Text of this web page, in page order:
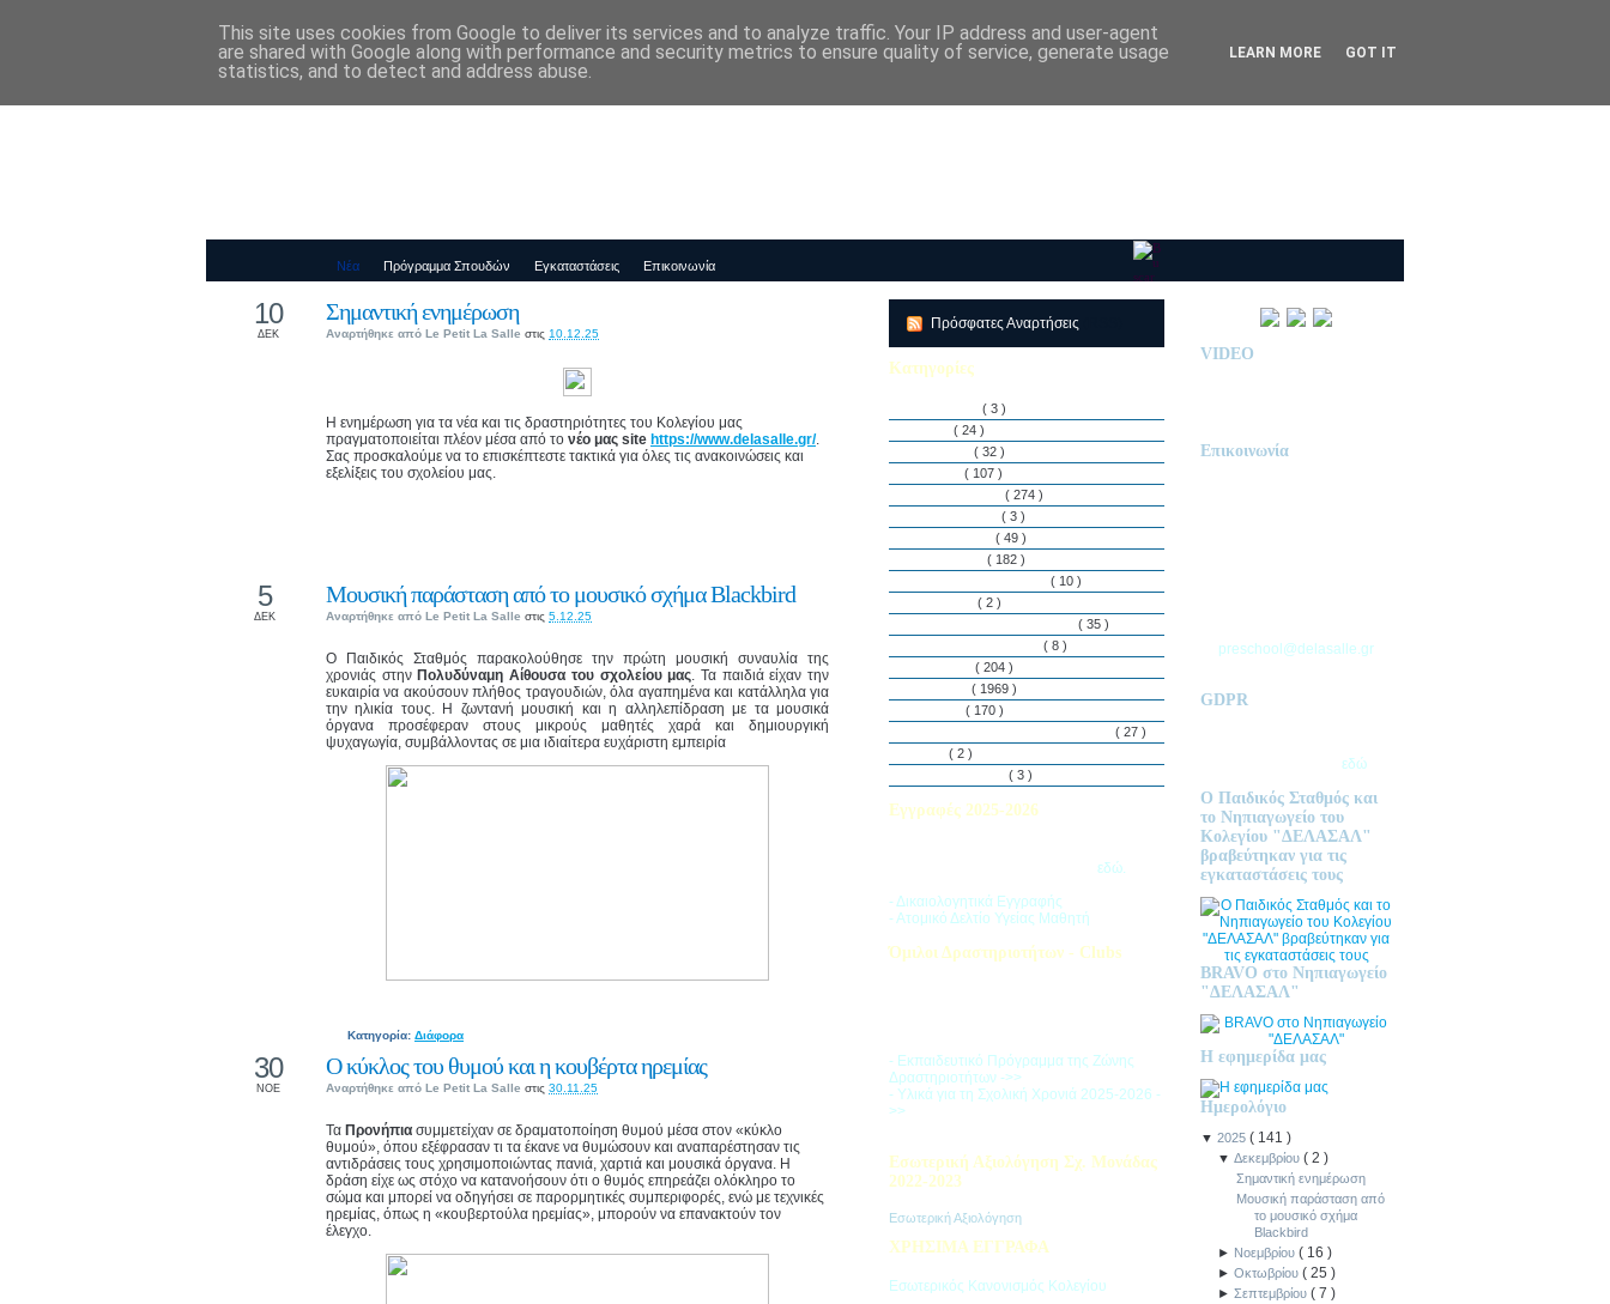
Παιδικός Σταθμός-Νηπιαγωγείο "ΔΕΛΑΣΑΛ"
Νέα Πρόγραμμα Σπουδών Εγκαταστάσεις Επικοινωνία
Σημαντική ενημέρωση
Αναρτήθηκε από Le Petit La Salle στις 10.12.25
10
ΔΕΚ
Η ενημέρωση για τα νέα και τις δραστηριότητες του Κολεγίου μας
πραγματοποιείται πλέον μέσα από το νέο μας site https://www.delasalle.gr/.
Σας προσκαλούμε να το επισκέπτεστε τακτικά για όλες τις ανακοινώσεις και
εξελίξεις του σχολείου μας.
Μουσική παράσταση από το μουσικό σχήμα Blackbird
Αναρτήθηκε από Le Petit La Salle στις 5.12.25
5
ΔΕΚ
Ο Παιδικός Σταθμός παρακολούθησε την πρώτη μουσική συναυλία της
χρονιάς στην Πολυδύναμη Αίθουσα του σχολείου μας. Τα παιδιά είχαν την
ευκαιρία να ακούσουν πλήθος τραγουδιών, όλα αγαπημένα και κατάλληλα για
την ηλικία τους. Η ζωντανή μουσική και η αλληλεπίδραση με τα μουσικά
όργανα προσέφεραν στους μικρούς μαθητές χαρά και δημιουργική
ψυχαγωγία, συμβάλλοντας σε μια ιδιαίτερα ευχάριστη εμπειρία
Κατηγορία: Διάφορα
Ο κύκλος του θυμού και η κουβέρτα ηρεμίας
Αναρτήθηκε από Le Petit La Salle στις 30.11.25
30
ΝΟΕ
Τα Προνήπια συμμετείχαν σε δραματοποίηση θυμού μέσα στον «κύκλο
θυμού», όπου εξέφρασαν τι τα έκανε να θυμώσουν και αναπαρέστησαν τις
αντιδράσεις τους χρησιμοποιώντας πανιά, χαρτιά και μουσικά όργανα. Η
δράση είχε ως στόχο να κατανοήσουν ότι ο θυμός επηρεάζει ολόκληρο το
σώμα και μπορεί να οδηγήσει σε παρορμητικές συμπεριφορές, ενώ με τεχνικές
ηρεμίας, όπως η «κουβερτούλα ηρεμίας», μπορούν να επανακτούν τον
έλεγχο.
Πρόσφατες Αναρτήσεις
Κατηγορίες
( 3 )
( 24 )
( 32 )
( 107 )
( 274 )
( 3 )
( 49 )
( 182 )
( 10 )
( 2 )
( 35 )
( 8 )
( 204 )
( 1969 )
( 170 )
( 27 )
( 2 )
( 3 )
Εγγραφές 2025-2026
εδώ.
- Δικαιολογητικά Εγγραφής
- Ατομικό Δελτίο Υγείας Μαθητή
Όμιλοι Δραστηριοτήτων - Clubs
- Εκπαιδευτικό Πρόγραμμα της Ζώνης
Δραστηριοτήτων ->>
- Υλικά για τη Σχολική Χρονιά 2025-2026 -
>>
Εσωτερική Αξιολόγηση Σχ. Μονάδας
2022-2023
Εσωτερική Αξιολόγηση
ΧΡΗΣΙΜΑ ΕΓΓΡΑΦΑ
Εσωτερικός Κανονισμός Κολεγίου
VIDEO
Επικοινωνία
preschool@delasalle.gr
GDPR
εδώ
Ο Παιδικός Σταθμός και
το Νηπιαγωγείο του
Κολεγίου "ΔΕΛΑΣΑΛ"
βραβεύτηκαν για τις
εγκαταστάσεις τους
BRAVO στο Νηπιαγωγείο
"ΔΕΛΑΣΑΛ"
Η εφημερίδα μας
Ημερολόγιο
▼ 2025 ( 141 )
▼Δεκεμβρίου(2)
Σημαντική ενημέρωση
Μουσική παράσταση από
το μουσικό σχήμα
Blackbird
► Νοεμβρίου( 16)
►Οκτωβρίου(25)
►Σεπτεμβρίου(7)
This site uses cookies from Google to deliver its services and to analyze traffic. Your IP address and user-agent
are shared with Google along with performance and security metrics to ensure quality of service, generate usage
statistics, and to detect and address abuse.
LEARN MORE GOT IT